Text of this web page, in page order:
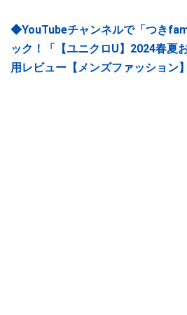
◆YouTubeチャンネルで「つき
ック！「【ユニクロU】2024春夏
用レビュー【メンズファッション】